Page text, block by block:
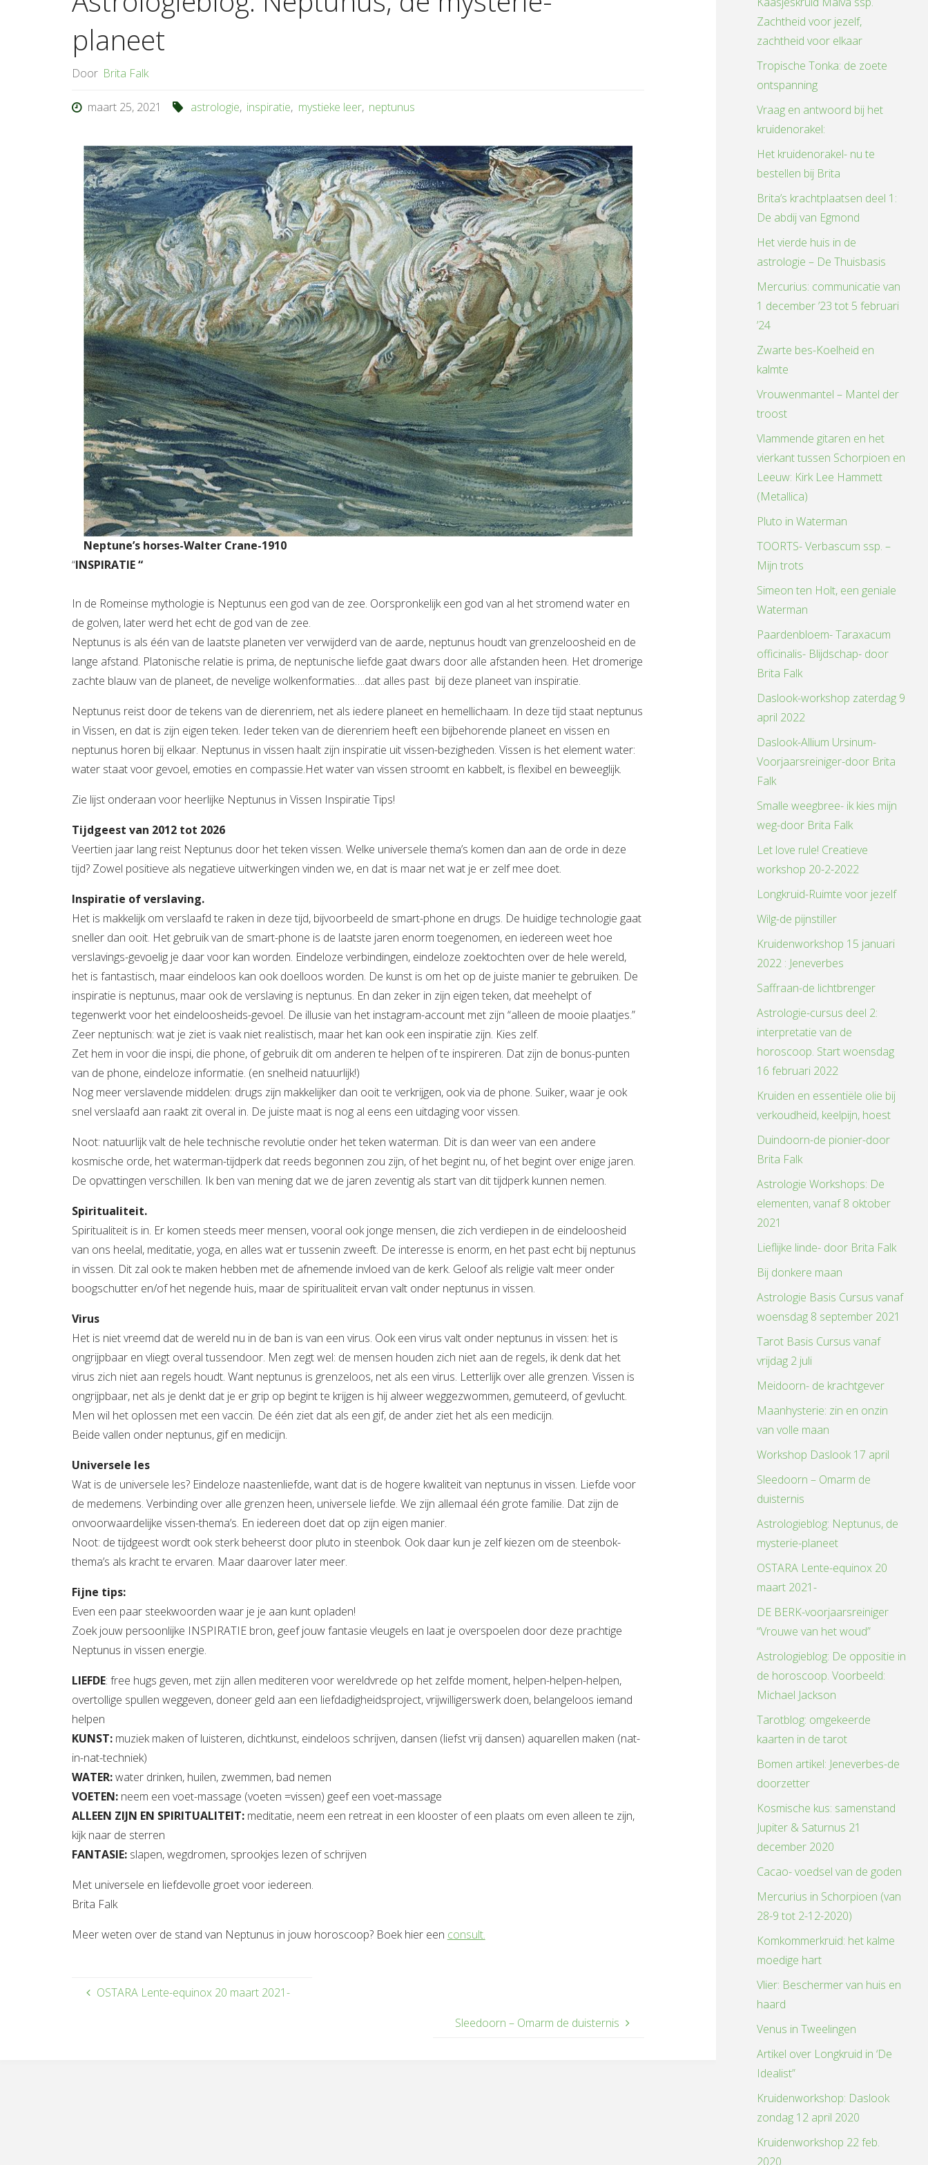
planeet
Door Brita Falk
maart 25, 2021 astrologie, inspiratie, mystieke leer, neptunus
Neptune’s horses-Walter Crane-1910
“INSPIRATIE “
In de Romeinse mythologie is Neptunus een god van de zee. Oorspronkelijk een god van al het stromend water en
de golven, later werd het echt de god van de zee.
Neptunus is als één van de laatste planeten ver verwijderd van de aarde, neptunus houdt van grenzeloosheid en de
lange afstand. Platonische relatie is prima, de neptunische liefde gaat dwars door alle afstanden heen. Het dromerige
zachte blauw van de planeet, de nevelige wolkenformaties….dat alles past bij deze planeet van inspiratie.
Neptunus reist door de tekens van de dierenriem, net als iedere planeet en hemellichaam. In deze tijd staat neptunus
in Vissen, en dat is zijn eigen teken. Ieder teken van de dierenriem heeft een bijbehorende planeet en vissen en
neptunus horen bij elkaar. Neptunus in vissen haalt zijn inspiratie uit vissen-bezigheden. Vissen is het element water:
water staat voor gevoel, emoties en compassie.Het water van vissen stroomt en kabbelt, is flexibel en beweeglijk.
Zie lijst onderaan voor heerlijke Neptunus in Vissen Inspiratie Tips!
Tijdgeest van 2012 tot 2026
Veertien jaar lang reist Neptunus door het teken vissen. Welke universele thema’s komen dan aan de orde in deze
tijd? Zowel positieve als negatieve uitwerkingen vinden we, en dat is maar net wat je er zelf mee doet.
Inspiratie of verslaving.
Het is makkelijk om verslaafd te raken in deze tijd, bijvoorbeeld de smart-phone en drugs. De huidige technologie gaat
sneller dan ooit. Het gebruik van de smart-phone is de laatste jaren enorm toegenomen, en iedereen weet hoe
verslavings-gevoelig je daar voor kan worden. Eindeloze verbindingen, eindeloze zoektochten over de hele wereld,
het is fantastisch, maar eindeloos kan ook doelloos worden. De kunst is om het op de juiste manier te gebruiken. De
inspiratie is neptunus, maar ook de verslaving is neptunus. En dan zeker in zijn eigen teken, dat meehelpt of
tegenwerkt voor het eindeloosheids-gevoel. De illusie van het instagram-account met zijn “alleen de mooie plaatjes.”
Zeer neptunisch: wat je ziet is vaak niet realistisch, maar het kan ook een inspiratie zijn. Kies zelf.
Zet hem in voor die inspi, die phone, of gebruik dit om anderen te helpen of te inspireren. Dat zijn de bonus-punten
van de phone, eindeloze informatie. (en snelheid natuurlijk!)
Nog meer verslavende middelen: drugs zijn makkelijker dan ooit te verkrijgen, ook via de phone. Suiker, waar je ook
snel verslaafd aan raakt zit overal in. De juiste maat is nog al eens een uitdaging voor vissen.
Noot: natuurlijk valt de hele technische revolutie onder het teken waterman. Dit is dan weer van een andere
kosmische orde, het waterman-tijdperk dat reeds begonnen zou zijn, of het begint nu, of het begint over enige jaren.
De opvattingen verschillen. Ik ben van mening dat we de jaren zeventig als start van dit tijdperk kunnen nemen.
Spiritualiteit.
Spiritualiteit is in. Er komen steeds meer mensen, vooral ook jonge mensen, die zich verdiepen in de eindeloosheid
van ons heelal, meditatie, yoga, en alles wat er tussenin zweeft. De interesse is enorm, en het past echt bij neptunus
in vissen. Dit zal ook te maken hebben met de afnemende invloed van de kerk. Geloof als religie valt meer onder
boogschutter en/of het negende huis, maar de spiritualiteit ervan valt onder neptunus in vissen.
Virus
Het is niet vreemd dat de wereld nu in de ban is van een virus. Ook een virus valt onder neptunus in vissen: het is
ongrijpbaar en vliegt overal tussendoor. Men zegt wel: de mensen houden zich niet aan de regels, ik denk dat het
virus zich niet aan regels houdt. Want neptunus is grenzeloos, net als een virus. Letterlijk over alle grenzen. Vissen is
ongrijpbaar, net als je denkt dat je er grip op begint te krijgen is hij alweer weggezwommen, gemuteerd, of gevlucht.
Men wil het oplossen met een vaccin. De één ziet dat als een gif, de ander ziet het als een medicijn.
Beide vallen onder neptunus, gif en medicijn.
Universele les
Wat is de universele les? Eindeloze naastenliefde, want dat is de hogere kwaliteit van neptunus in vissen. Liefde voor
de medemens. Verbinding over alle grenzen heen, universele liefde. We zijn allemaal één grote familie. Dat zijn de
onvoorwaardelijke vissen-thema’s. En iedereen doet dat op zijn eigen manier.
Noot: de tijdgeest wordt ook sterk beheerst door pluto in steenbok. Ook daar kun je zelf kiezen om de steenbok-
thema’s als kracht te ervaren. Maar daarover later meer.
Fijne tips:
Even een paar steekwoorden waar je je aan kunt opladen!
Zoek jouw persoonlijke INSPIRATIE bron, geef jouw fantasie vleugels en laat je overspoelen door deze prachtige
Neptunus in vissen energie.
LIEFDE: free hugs geven, met zijn allen mediteren voor wereldvrede op het zelfde moment, helpen-helpen-helpen,
overtollige spullen weggeven, doneer geld aan een liefdadigheidsproject, vrijwilligerswerk doen, belangeloos iemand
helpen
KUNST:muziek maken of luisteren, dichtkunst, eindeloos schrijven, dansen (liefst vrij dansen) aquarellen maken (nat-
in-nat-techniek)
WATER:water drinken, huilen, zwemmen, bad nemen
VOETEN: neem een voet-massage (voeten =vissen) geef een voet-massage
ALLEEN ZIJN EN SPIRITUALITEIT: meditatie, neem een retreat in een klooster of een plaats om even alleen te zijn,
kijk naar de sterren
FANTASIE:slapen, wegdromen, sprookjes lezen of schrijven
Met universele en liefdevolle groet voor iedereen.
Brita Falk
Meer weten over de stand van Neptunus in jouw horoscoop? Boek hier een consult.
OSTARA Lente-equinox 20 maart 2021-
Sleedoorn – Omarm de duisternis
Zachtheid voor jezelf,
zachtheid voor elkaar
Tropische Tonka: de zoete
ontspanning
Vraag en antwoord bij het
kruidenorakel:
Het kruidenorakel- nu te
bestellen bij Brita
Brita’s krachtplaatsen deel 1:
De abdij van Egmond
Het vierde huis in de
astrologie – De Thuisbasis
Mercurius: communicatie van
1 december ’23 tot 5 februari
’24
Zwarte bes-Koelheid en
kalmte
Vrouwenmantel – Mantel der
troost
Vlammende gitaren en het
vierkant tussen Schorpioen en
Leeuw: Kirk Lee Hammett
(Metallica)
Pluto in Waterman
TOORTS- Verbascum ssp. –
Mijn trots
Simeon ten Holt, een geniale
Waterman
Paardenbloem- Taraxacum
officinalis- Blijdschap- door
Brita Falk
Daslook-workshop zaterdag 9
april 2022
Daslook-Allium Ursinum-
Voorjaarsreiniger-door Brita
Falk
Smalle weegbree- ik kies mijn
weg-door Brita Falk
Let love rule! Creatieve
workshop 20-2-2022
Longkruid-Ruimte voor jezelf
Wilg-de pijnstiller
Kruidenworkshop 15 januari
2022 : Jeneverbes
Saffraan-de lichtbrenger
Astrologie-cursus deel 2:
interpretatie van de
horoscoop. Start woensdag
16 februari 2022
Kruiden en essentiële olie bij
verkoudheid, keelpijn, hoest
Duindoorn-de pionier-door
Brita Falk
Astrologie Workshops: De
elementen, vanaf 8 oktober
2021
Lieflijke linde- door Brita Falk
Bij donkere maan
Astrologie Basis Cursus vanaf
woensdag 8 september 2021
Tarot Basis Cursus vanaf
vrijdag 2 juli
Meidoorn- de krachtgever
Maanhysterie: zin en onzin
van volle maan
Workshop Daslook 17 april
Sleedoorn – Omarm de
duisternis
Astrologieblog: Neptunus, de
mysterie-planeet
OSTARA Lente-equinox 20
maart 2021-
DE BERK-voorjaarsreiniger
“Vrouwe van het woud”
Astrologieblog: De oppositie in
de horoscoop. Voorbeeld:
Michael Jackson
Tarotblog: omgekeerde
kaarten in de tarot
Bomen artikel: Jeneverbes-de
doorzetter
Kosmische kus: samenstand
Jupiter & Saturnus 21
december 2020
Cacao- voedsel van de goden
Mercurius in Schorpioen (van
28-9 tot 2-12-2020)
Komkommerkruid: het kalme
moedige hart
Vlier: Beschermer van huis en
haard
Venus in Tweelingen
Artikel over Longkruid in ‘De
Idealist”
Kruidenworkshop: Daslook
zondag 12 april 2020
Kruidenworkshop 22 feb.
2020